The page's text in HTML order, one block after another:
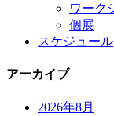
ワーク
個展
スケジュール
アーカイブ
2026年8月